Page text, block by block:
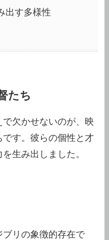
出す多様性
たち
欠かせないのが、映
す。彼らの個性と才
生み出しました。
リの象徴的存在で